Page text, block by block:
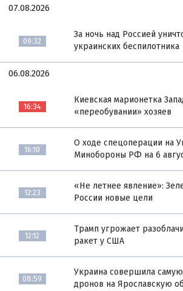
07.08.2026
09:32
За ночь над Россией
украинских беспилотника
06.08.2026
16:34
Киевская марионетка
«переобувании» хозяев
16:10
О ходе спецоперации на
Минобороны РФ на 6
12:23
«Не летнее явление»:
России новые цели
12:12
Трамп угрожает
ракет у США
08:59
Украина совершила
дронов на Ярославскую